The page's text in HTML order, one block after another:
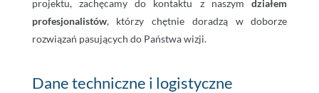
projektu, zachęcamy do kontaktu z naszymdziałem
profesjonalistów, którzy chętnie doradzą w doborze
rozwiązań pasujących do Państwa wizji.
Dane techniczne i logistyczne